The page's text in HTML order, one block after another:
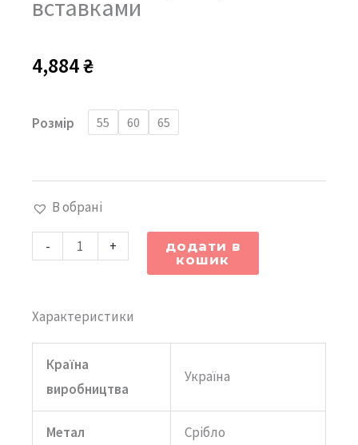
вставками
4,884₴
Розмір 55 60 65
В обрані
-
Кольє
замком
Віри»
вставками
кількість
+
додати в
кошик
Характеристики
Країна
виробництва
Україна
Метал Срібло